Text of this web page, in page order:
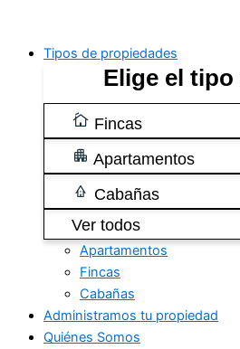
Tipos de propiedades
Elige el
Fincas
Apartamentos
Cabañas
Ver todos
Apartamentos
Fincas
Cabañas
Administramos tu propiedad
Quiénes Somos